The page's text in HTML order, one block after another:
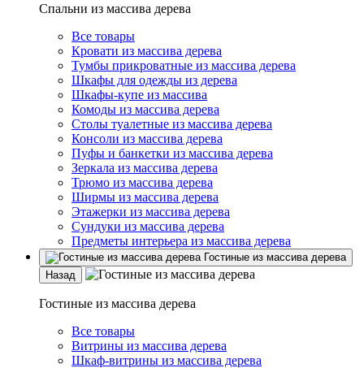
Спальни из массива дерева
Все товары
Кровати из массива дерева
Тумбы прикроватные из массива дерева
Шкафы для одежды из дерева
Шкафы-купе из массива
Комоды из массива дерева
Столы туалетные из массива дерева
Консоли из массива дерева
Пуфы и банкетки из массива дерева
Зеркала из массива дерева
Трюмо из массива дерева
Ширмы из массива дерева
Этажерки из массива дерева
Сундуки из массива дерева
Предметы интерьера из массива дерева
Гостиные из массива дерева
Назад
Гостиные из массива дерева
Все товары
Витрины из массива дерева
Шкаф-витрины из массива дерева